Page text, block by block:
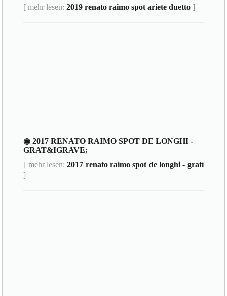
[ mehr lesen:2019 renato raimo spot ariete duetto ]
◉ 2017 RENATO RAIMO SPOT DE LONGHI -
GRAT&IGRAVE;
[ mehr lesen:2017 renato raimo spot de longhi - gratì
]